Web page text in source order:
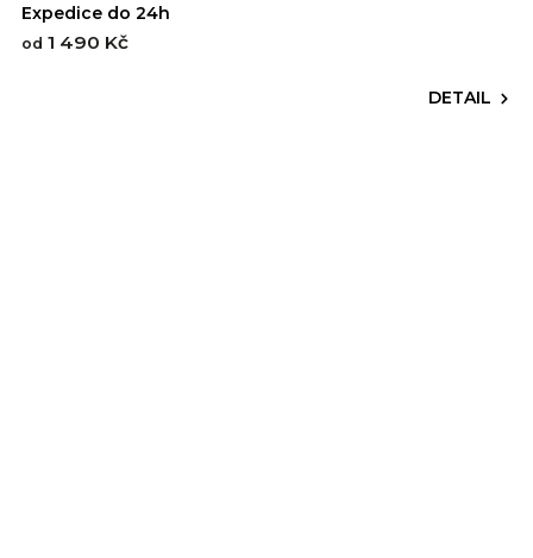
Expedice do 24h
od 1 490 Kč
DETAIL